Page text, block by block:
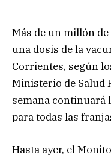
Más de un millón
una dosis de la
Corrientes, según
Ministerio de Salud
semana continuará
para todas las
Hasta ayer, el